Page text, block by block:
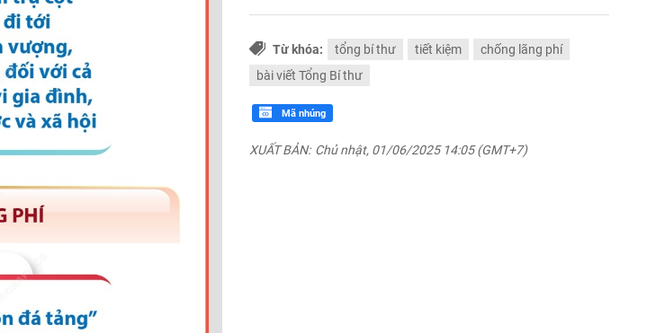
Từ khóa: tổng bí thư tiết kiệm
chống lãng phí
bài viết Tổng Bí thư
Mã nhúng
XUẤT BẢN: Chủ nhật, 01/06/2025 14:05 (GMT+7)